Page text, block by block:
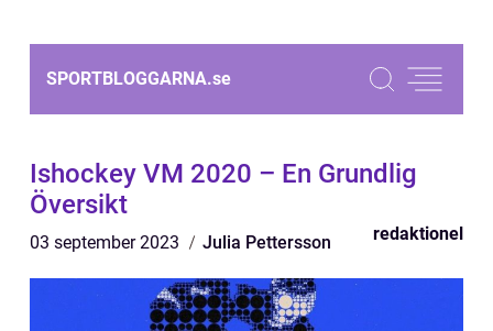
SPORTBLOGGARNA.se
Ishockey VM 2020 – En Grundlig
Översikt
03 september 2023 Julia Pettersson redaktionel